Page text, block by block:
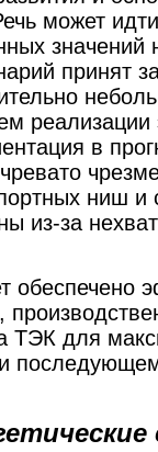
может
значений
принят
реализации
в
ниш и
из-за
обеспечено
ТЭК для